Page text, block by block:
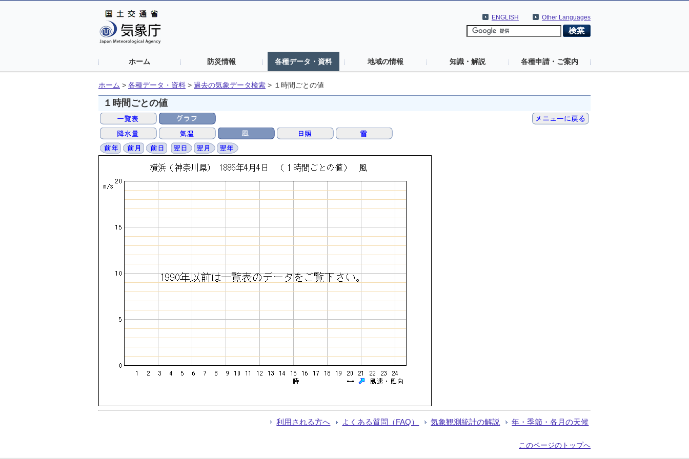
Other Languages
ENGLISH
ホーム 防災情報 各種データ・資料 地域の情報 知識・解説 各種申請・ご案内
ホーム > 各種データ・資料 > 過去の気象データ検索 > １時間ごとの値
１時間ごとの値
利用される方へ よくある質問（FAQ） 気象観測統計の解説 年・季節・各月の天候
このページのトップへ